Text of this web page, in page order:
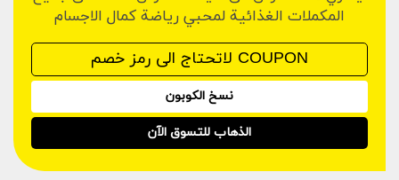
المكملات الغذائية لمحبي رياضة كمال الاجسام
نسخ الكوبون
الذهاب للتسوق الآن